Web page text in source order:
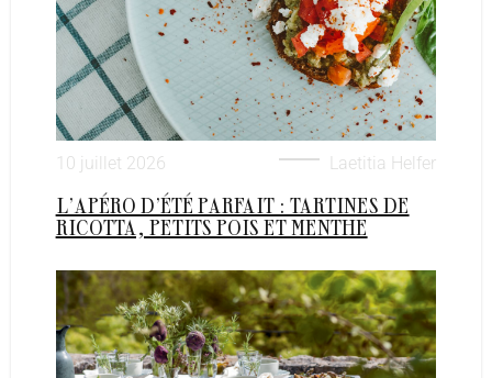
10 juillet 2026 Laetitia Helfer
L’APÉRO D’ÉTÉ PARFAIT : TARTINES DE
RICOTTA, PETITS POIS ET MENTHE